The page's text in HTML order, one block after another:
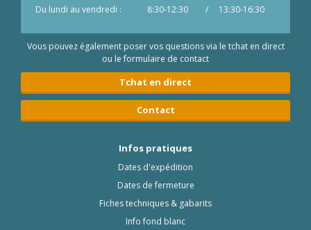
Du lundi au vendredi :
8:30-12:30 / 13:30-16:30
Vous pouvez également poser vos questions via le tchat en direct
ou le formulaire de contact
Tchat en direct
Contact
Infos pratiques
Dates d'expédition
Dates de fermeture
Fiches techniques & gabarits
Info fond blanc